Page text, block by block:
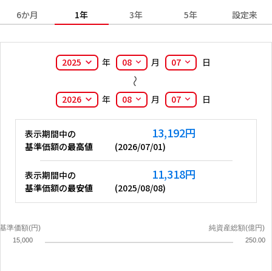
6か月 1年 3年 5年 設定来
2025 年 08 月 07 日
2026 年 08 月 07 日
表示期間中の
基準価額の最高値
13,192円
(2026/07/01)
表示期間中の
基準価額の最安値
11,318円
(2025/08/08)
基準価額(円) 純資産総額(億円)
15,000 250.00